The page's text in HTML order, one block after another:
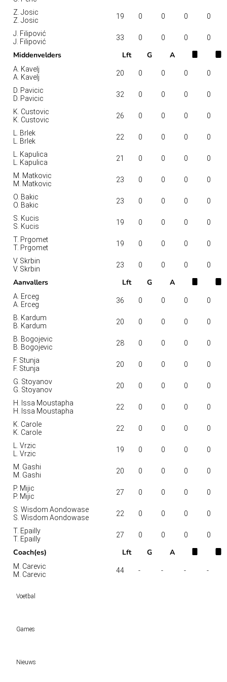
Z. Josic
Z. Josic
19 0 0 0 0
J. Filipović
J. Filipović
33 0 0 0 0
Middenvelders Lft G A
A. Kavelj
A. Kavelj
20 0 0 0 0
D. Pavicic
D. Pavicic
32 0 0 0 0
K. Custovic
K. Custovic
26 0 0 0 0
L. Brlek
L. Brlek
22 0 0 0 0
L. Kapulica
L. Kapulica
21 0 0 0 0
M. Matkovic
M. Matkovic
23 0 0 0 0
O. Bakic
O. Bakic
23 0 0 0 0
S. Kucis
S. Kucis
19 0 0 0 0
T. Prgomet
T. Prgomet
19 0 0 0 0
V. Skrbin
V. Skrbin
23 0 0 0 0
Aanvallers Lft G A
A. Erceg
A. Erceg
36 0 0 0 0
B. Kardum
B. Kardum
20 0 0 0 0
B. Bogojevic
B. Bogojevic
28 0 0 0 0
F. Stunja
F. Stunja
20 0 0 0 0
G. Stoyanov
G. Stoyanov
20 0 0 0 0
H. Issa Moustapha
H. Issa Moustapha
22 0 0 0 0
K. Carole
K. Carole
22 0 0 0 0
L. Vrzic
L. Vrzic
19 0 0 0 0
M. Gashi
M. Gashi
20 0 0 0 0
P. Mijic
P. Mijic
27 0 0 0 0
S. Wisdom Aondowase
S. Wisdom Aondowase
22 0 0 0 0
T. Epailly
T. Epailly
27 0 0 0 0
Coach(es) Lft G A
M. Carevic
M. Carevic
44 - - - -
Voetbal
Wedtips
Games
VW-Tientje
Nieuws